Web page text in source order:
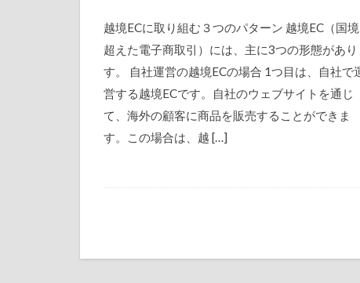
越境ECに取り組む３つのパターン 越境EC（国
超えた電子商取引）には、主に3つの形態があり
す。 自社運営の越境ECの場合 1つ目は、自社で
営する越境ECです。自社のウェブサイトを通じ
て、海外の顧客に商品を販売することができま
す。この場合は、越 […]